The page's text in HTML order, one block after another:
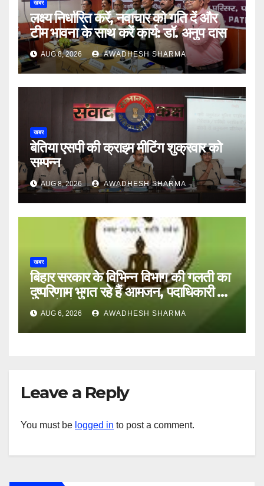
खबर
लक्ष्य निर्धारित करें, नवाचार को गति दें और
टीम भावना के साथ करें कार्य: डॉ. अनुप दास
AUG 8, 2026 AWADHESH SHARMA
खबर
बेतिया एसपी की क्राइम मीटिंग शुक्रवार को
सम्पन्न
AUG 8, 2026 AWADHESH SHARMA
खबर
बिहार सरकार के विभिन्न विभाग की गलती का
दुष्परिणाम भुगत रहे हैं आमजन, पदाधिकारी और
अन्य हैं मौन
AUG 6, 2026 AWADHESH SHARMA
Leave a Reply
You must be logged in to post a comment.